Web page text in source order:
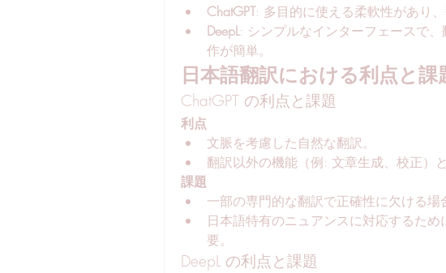
ChatGPT: 多目的に使える柔軟性があり
DeepL: シンプルなインターフェースで
作が簡単。
日本語翻訳における利点と課
ChatGPT の利点と課題
利点
文脈を考慮した自然な翻訳。
翻訳以外の機能（例: 文章生成、校正）
課題
一部の専門的な翻訳で正確性に欠ける場
日本語特有のニュアンスに対応するた
要。
DeepL の利点と課題